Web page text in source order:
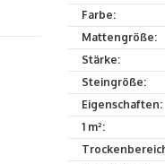
Farbe:
Mattengröße:
Stärke:
Steingröße:
Eigenschaften:
1 m²: